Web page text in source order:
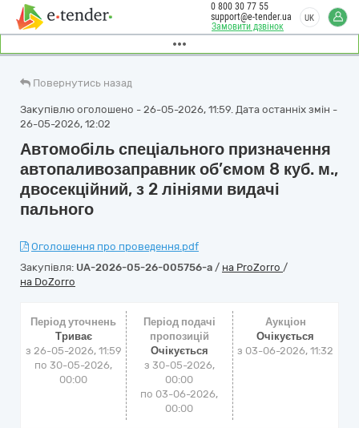
Замовити дзвінок
0 800 30 77 55
support@e-tender.ua
UK
Повернутись назад
Закупівлю оголошено - 26-05-2026, 11:59. Дата останніх змін -
26-05-2026, 12:02
Автомобіль спеціального призначення
автопаливозаправник об’ємом 8 куб. м.,
двосекційний, з 2 лініями видачі
пального
Оголошення про проведення.pdf
Закупівля: UA-2026-05-26-005756-a / на ProZorro /
на DoZorro
Період уточнень
Триває
з 26-05-2026, 11:59
по 30-05-2026,
00:00
Період подачі
пропозицій
Очікується
з 30-05-2026,
00:00
по 03-06-2026,
00:00
Аукціон
Очікується
з 03-06-2026, 11:32